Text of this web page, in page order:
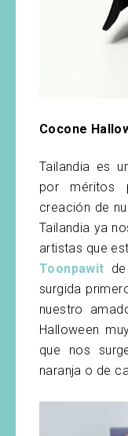
Cocone
Tailandia es
por méritos
creación de
Tailandia ya
artistas que
Toonpawit
surgida
nuestro
Halloween
que nos
naranja o de